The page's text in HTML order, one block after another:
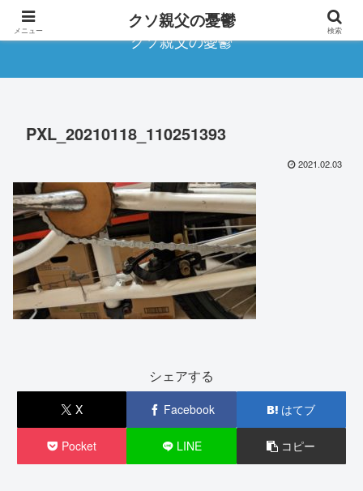
クソ親父の憂鬱
PXL_20210118_110251393
2021.02.03
シェアする
X Facebook はてブ
Pocket LINE コピー
メニュー クソ親父の憂鬱 検索